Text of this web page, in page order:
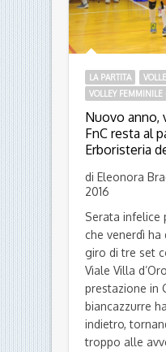
LA PARTITA
VOLLEY FEMMINILE
Nuovo anno,
FnC resta al
Erboristeria
di Eleonora
2016
Serata infelice
che venerdì
giro di tre set
Viale Villa
prestazione in
biancazzurre
indietro,
troppo alle